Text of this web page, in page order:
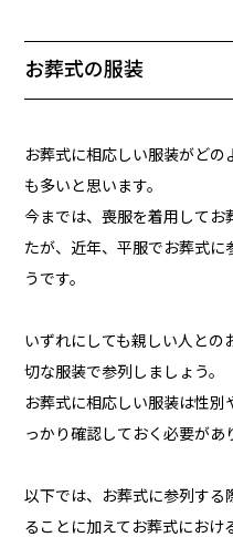
お葬式の服装
お葬式に相応しい服装がど
も多いと思います。
今までは、喪服を着用してお
たが、近年、平服でお葬式に
うです。
いずれにしても親しい人との
切な服装で参列しましょう。
お葬式に相応しい服装は性別
っかり確認しておく必要があ
以下では、お葬式に参列する
ることに加えてお葬式におけ